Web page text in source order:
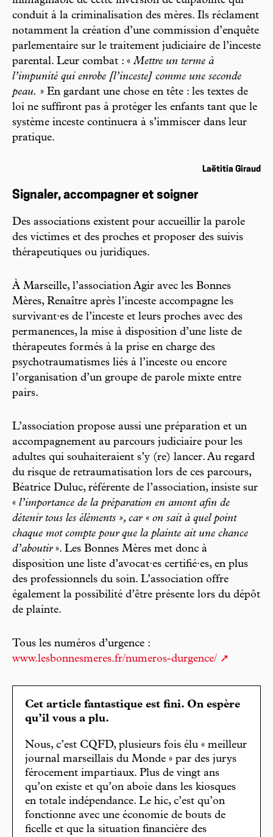
conduit à la criminalisation des mères. Ils réclament
notamment la création d’une commission d’enquête
parlementaire sur le traitement judiciaire de l’inceste
parental. Leur combat : «Mettre un terme à
l’impunité qui enrobe [l’inceste] comme une seconde
peau. » En gardant une chose en tête : les textes de
loi ne suffiront pas à protéger les enfants tant que le
système inceste continuera à s’immiscer dans leur
pratique.
Laëtitia Giraud
Signaler, accompagner et soigner
Des associations existent pour accueillir la parole
des victimes et des proches et proposer des suivis
thérapeutiques ou juridiques.
À Marseille, l’association Agir avec les Bonnes
Mères, Renaître après l’inceste accompagne les
survivant·es de l’inceste et leurs proches avec des
permanences, la mise à disposition d’une liste de
thérapeutes formés à la prise en charge des
psychotraumatismes liés à l’inceste ou encore
l’organisation d’un groupe de parole mixte entre
pairs.
L’association propose aussi une préparation et un
accompagnement au parcours judiciaire pour les
adultes qui souhaiteraient s’y (re) lancer. Au regard
du risque de retraumatisation lors de ces parcours,
Béatrice Duluc, référente de l’association, insiste sur
« l’importance de la préparation en amont afin de
détenir tous les éléments », car « on sait à quel point
chaque mot compte pour que la plainte ait une chance
d’aboutir». Les Bonnes Mères met donc à
disposition une liste d’avocat·es certifié·es, en plus
des professionnels du soin. L’association offre
également la possibilité d’être présente lors du dépôt
de plainte.
Tous les numéros d’urgence :
www.lesbonnesmeres.fr/numeros-durgence/
Cet article fantastique est fini. On espère
qu’il vous a plu.
Nous, c’est CQFD, plusieurs fois élu « meilleur
journal marseillais du Monde » par des jurys
férocement impartiaux. Plus de vingt ans
qu’on existe et qu’on aboie dans les kiosques
en totale indépendance. Le hic, c’est qu’on
fonctionne avec une économie de bouts de
ficelle et que la situation financière des